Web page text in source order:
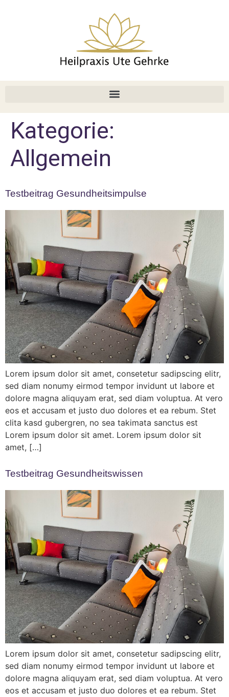
Kategorie:
Allgemein
Testbeitrag Gesundheitsimpulse
Lorem ipsum dolor sit amet, consetetur sadipscing elitr,
sed diam nonumy eirmod tempor invidunt ut labore et
dolore magna aliquyam erat, sed diam voluptua. At vero
eos et accusam et justo duo dolores et ea rebum. Stet
clita kasd gubergren, no sea takimata sanctus est
Lorem ipsum dolor sit amet. Lorem ipsum dolor sit
amet, […]
Testbeitrag Gesundheitswissen
Lorem ipsum dolor sit amet, consetetur sadipscing elitr,
sed diam nonumy eirmod tempor invidunt ut labore et
dolore magna aliquyam erat, sed diam voluptua. At vero
eos et accusam et justo duo dolores et ea rebum. Stet